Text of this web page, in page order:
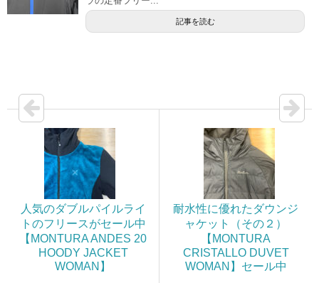
記事を読む
人気のダブルパイルライ
トのフリースがセール中
【MONTURA ANDES 20
HOODY JACKET
WOMAN】
耐水性に優れたダウンジ
ャケット（その２）
【MONTURA
CRISTALLO DUVET
WOMAN】セール中